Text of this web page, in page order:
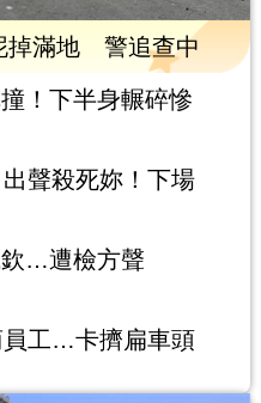
掉滿地 警追查中
！下半身輾碎慘
聲殺死妳！下場
欽…遭檢方聲
員工…卡擠扁車頭